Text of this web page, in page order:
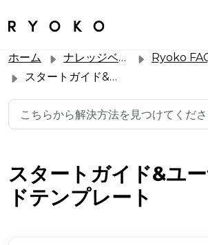
ホーム ナレッジベース
Ryoko
スタートガイド&ユーザーガイドテンプレート
スタートガイド&ユ
ドテンプレート